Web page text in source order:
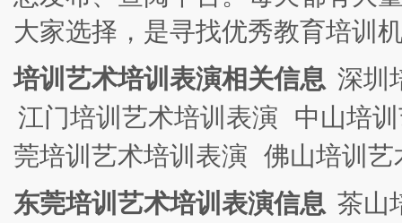
大家选择，是寻找优秀教育培训
培训艺术培训表演相关信息 深圳
江门培训艺术培训表演
中山培
莞培训艺术培训表演 佛山培训
东莞培训艺术培训表演信息 茶山